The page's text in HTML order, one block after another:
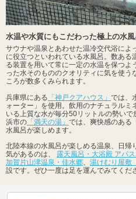
水温や水質にもこだわった極上の水風
サウナや温泉とあわせた温冷交代浴によ
に役立つといわれている水風呂。数あ
る装置を用いて常に一定の水温を保つ
った水そのもののクオリティに気を使う
ころが数多くみられます。
兵庫県にある 「神戸クアハウス」 では、
ォーター」を使用。飲用のナチュラル
いる上質な水が毎分50リットルの勢い
浜市の 「満天の湯」 では、爽快感のある
水風呂が楽しめます。
北陸本線の水風呂が楽しめる温泉、日帰
気があるのは、 露天風呂・大浴殿 アパ
加賀片山津温泉・佳水郷、 湯けむり屋敷
設です。ぜひ一度は足を運んでみてくだ